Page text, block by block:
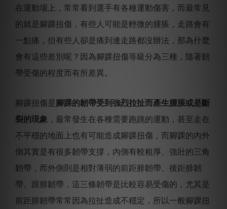
在運動場上，常常看到選手有各種運動傷害，而最常見
的就是腳踝扭傷，有些人可能是輕微的腫脹，走路會有
一點痛，但有些人卻是痛到連走路都沒辦法，那為什麼
會有這些差別呢？因為腳踝扭傷等級分為三種，隨著韌
帶受傷的程度而有所差異。
腳踝扭傷是 腳踝的韌帶受到強烈拉扯而產生腫脹或是斷
裂的現象 ，最常發生在各種需要跑跳的運動，甚至走在
不平穩的地面上也有可能造成腳踝扭傷，而腳踝的內外
側其實是有很多韌帶支撐，內側有較粗厚、強壯的三角
韌帶，而外側則是相對薄弱的前距腓韌帶、後距腓韌
帶、跟腓韌帶，這三條韌帶是比較容易受傷的，尤其是
前距腓韌帶常常因為拉扯造成不穩定，所以一般腳踝扭